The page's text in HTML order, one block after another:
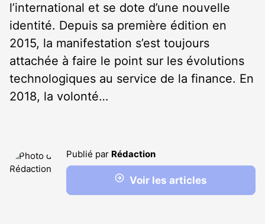
l’international et se dote d’une nouvelle
identité. Depuis sa première édition en
2015, la manifestation s’est toujours
attachée à faire le point sur les évolutions
technologiques au service de la finance. En
2018, la volonté…
Publié par Rédaction
Voir les articles